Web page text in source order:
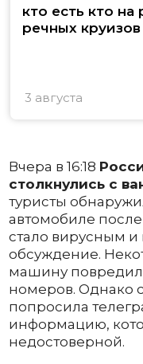
кто есть кто на
речных круизов
3 августа
Вчера в 16:18
столкнулись с
туристы
автомобиле
стало вирусным и
обсуждение.
машину
номеров. Однако
попросила
информацию,
недостоверной.